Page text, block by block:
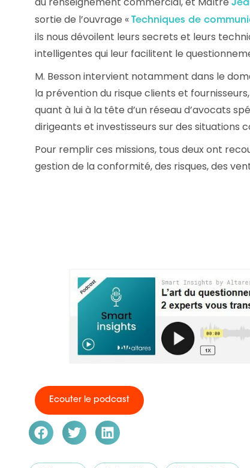
décisions ​et adopter
bonnes stratégies​
nos engagements.
Découvrir nos valeurs
sortie de l’ouvrage «
Techniques de
ils nous dévoilent leurs secrets et leurs
intelligentes qui leur facilitent le
M. Besson intervient notamment dans le
la prévention du risque clients et
quant à lui à la tête d’un réseau d’avocats
dirigeants et investisseurs sur des situations
Pour remplir ces missions, tous deux ont
gestion de la conformité, des risques, des
Ecouter le podcast